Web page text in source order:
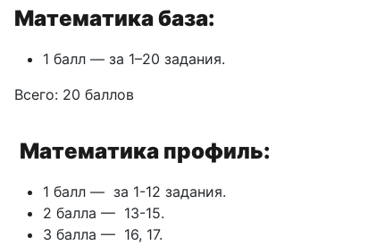
Математика база:
1 балл — за 1–20 задания.
Всего: 20 баллов
Математика профиль:
1 балл — за 1-12 задания.
2 балла — 13-15.
З балла — 16, 17.